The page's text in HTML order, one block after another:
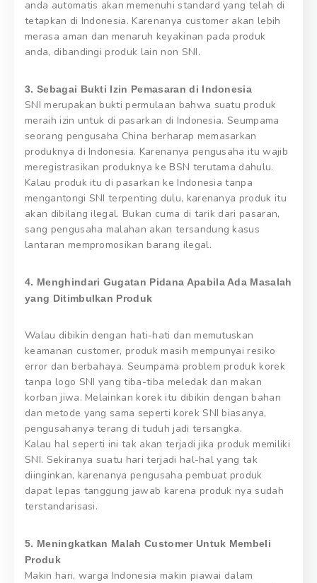
anda automatis akan memenuhi standard yang telah di
tetapkan di Indonesia. Karenanya customer akan lebih
merasa aman dan menaruh keyakinan pada produk
anda, dibandingi produk lain non SNI.
3. Sebagai Bukti Izin Pemasaran di Indonesia
SNI merupakan bukti permulaan bahwa suatu produk
meraih izin untuk di pasarkan di Indonesia. Seumpama
seorang pengusaha China berharap memasarkan
produknya di Indonesia. Karenanya pengusaha itu wajib
meregistrasikan produknya ke BSN terutama dahulu.
Kalau produk itu di pasarkan ke Indonesia tanpa
mengantongi SNI terpenting dulu, karenanya produk itu
akan dibilang ilegal. Bukan cuma di tarik dari pasaran,
sang pengusaha malahan akan tersandung kasus
lantaran mempromosikan barang ilegal.
4. Menghindari Gugatan Pidana Apabila Ada Masalah
yang Ditimbulkan Produk
Walau dibikin dengan hati-hati dan memutuskan
keamanan customer, produk masih mempunyai resiko
error dan berbahaya. Seumpama problem produk korek
tanpa logo SNI yang tiba-tiba meledak dan makan
korban jiwa. Melainkan korek itu dibikin dengan bahan
dan metode yang sama seperti korek SNI biasanya,
pengusahanya terang di tuduh jadi tersangka.
Kalau hal seperti ini tak akan terjadi jika produk memiliki
SNI. Sekiranya suatu hari terjadi hal-hal yang tak
diinginkan, karenanya pengusaha pembuat produk
dapat lepas tanggung jawab karena produk nya sudah
terstandarisasi.
5. Meningkatkan Malah Customer Untuk Membeli
Produk
Makin hari, warga Indonesia makin piawai dalam